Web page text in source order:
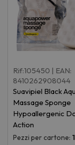
Rif:105450 | EAN:
8410262908044
Suavipiel Black
Massage Sponge
Hypoallergenic
Action
Pezzi per cartone: